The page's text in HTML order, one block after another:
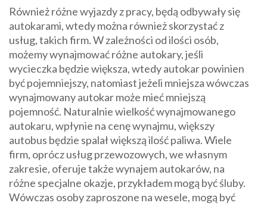
Również różne wyjazdy z pracy, będą odbywały się
autokarami, wtedy można również skorzystać z
usług, takich firm. W zależności od ilości osób,
możemy wynajmować różne autokary, jeśli
wycieczka będzie większa, wtedy autokar powinien
być pojemniejszy, natomiast jeżeli mniejsza wówczas
wynajmowany autokar może mieć mniejszą
pojemność. Naturalnie wielkość wynajmowanego
autokaru, wpłynie na cenę wynajmu, większy
autobus będzie spalał większą ilość paliwa. Wiele
firm, oprócz usług przewozowych, we własnym
zakresie, oferuje także wynajem autokarów, na
różne specjalne okazje, przykładem mogą być śluby.
Wówczas osoby zaproszone na wesele, mogą być